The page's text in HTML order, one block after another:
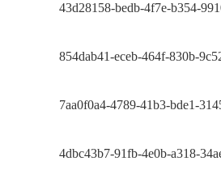
43d28158-bedb-4f7e-b354-
854dab41-eceb-464f-830b-
7aa0f0a4-4789-41b3-bde1-
4dbc43b7-91fb-4e0b-a318-